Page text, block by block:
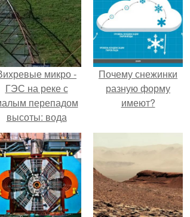
микро -
ГЭС на реке с
перепадом
высоты: вода
закручивается в
камере и
вращает
вертикальную
турбину.
Почему снежинки
разную форму
имеют?